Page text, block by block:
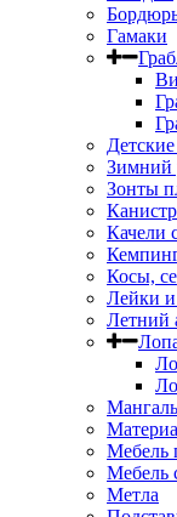
Гамаки
Зимний
Зонты
Качели
Косы,
Лейки и
Летний
Мебель
Мебель
Метла